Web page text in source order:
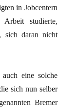
in Jobcentern
studierte,
sich daran nicht
eine solche
sich nun selber
Bremer